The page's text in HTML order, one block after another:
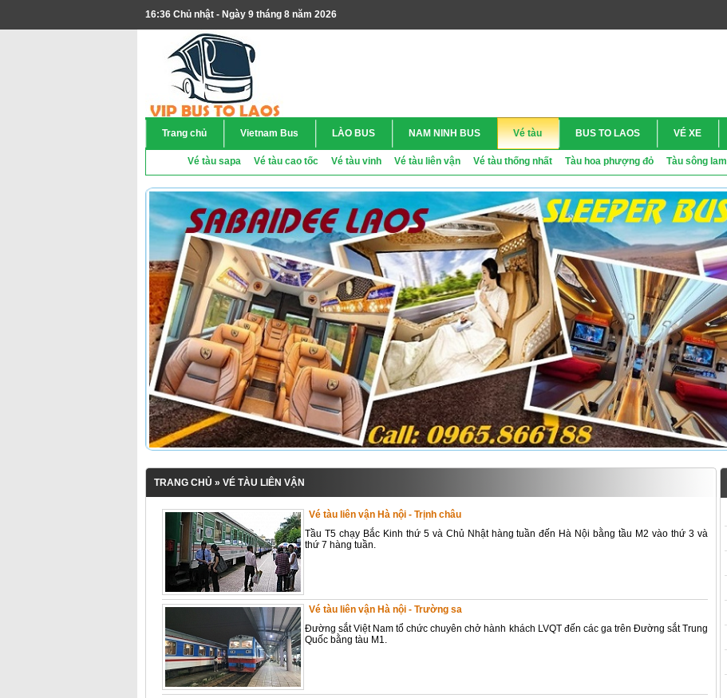
16:36 Chủ nhật - Ngày 9 tháng 8 năm 2026
Trang chủ Vietnam Bus LÀO BUS NAM NINH BUS Vé tàu
Vé tàu sapa Vé tàu cao tốc Vé tàu vinh Vé tàu liên vận Vé tàu thống nhất Tàu hoa phượng đỏ Tàu sông lam
BUS TO LAOS VÉ XE
TRANG CHỦ » VÉ TÀU LIÊN VẬN
Vé tàu liên vận Hà nội - Trịnh châu
Tầu T5 chạy Bắc Kinh thứ 5 và Chủ Nhật hàng tuần đến Hà Nội bằng tầu M2 vào thứ 3 và
thứ 7 hàng tuần.
Vé tàu liên vận Hà nội - Trường sa
Đường sắt Việt Nam tổ chức chuyên chở hành khách LVQT đến các ga trên Đường sắt Trung
Quốc bằng tàu M1.